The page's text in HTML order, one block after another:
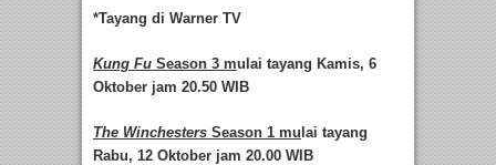
*Tayang di Warner TV
Kung Fu Season 3 mulai tayang Kamis, 6
Oktober jam 20.50 WIB
The Winchesters Season 1 mu lai tayang
Rabu, 12 Oktober jam 20.00 WIB